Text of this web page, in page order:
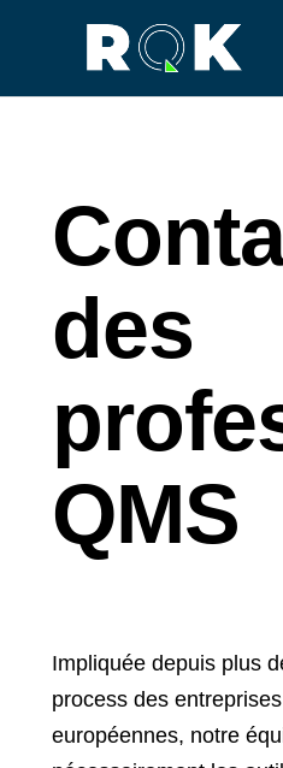
des
QMS
Impliquée depuis plus
process des
européennes, notre